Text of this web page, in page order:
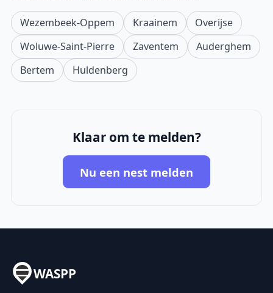
Wezembeek-Oppem Kraainem
Overijse
Woluwe-Saint-Pierre
Zaventem
Auderghem
Bertem
Huldenberg
Klaar om te melden?
Nu een nest melden
WASPP